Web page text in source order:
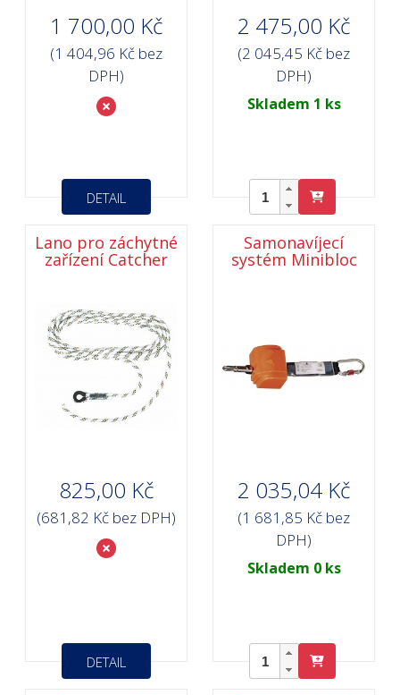
1 700,00 Kč
(1 404,96 Kč bez
DPH)
DETAIL
2 475,00 Kč
(2 045,45 Kč bez
DPH)
Skladem 1 ks
Lano pro záchytné
zařízení Catcher
825,00 Kč
(681,82 Kč bez DPH)
DETAIL
Samonavíjecí
systém Minibloc
2 035,04 Kč
(1 681,85 Kč bez
DPH)
Skladem 0 ks